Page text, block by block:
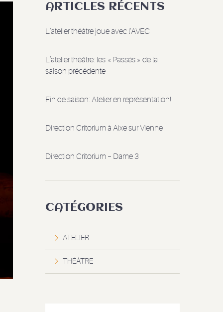
ARTICLES RÉCENTS
L’atelier théâtre joue avec l’AVEC
L’atelier théâtre: les « Passés » de la
saison précédente
Fin de saison: Atelier en représentation!
Direction Critorium à Aixe sur Vienne
Direction Critorium – Dame 3
CATÉGORIES
ATELIER
THÉÂTRE